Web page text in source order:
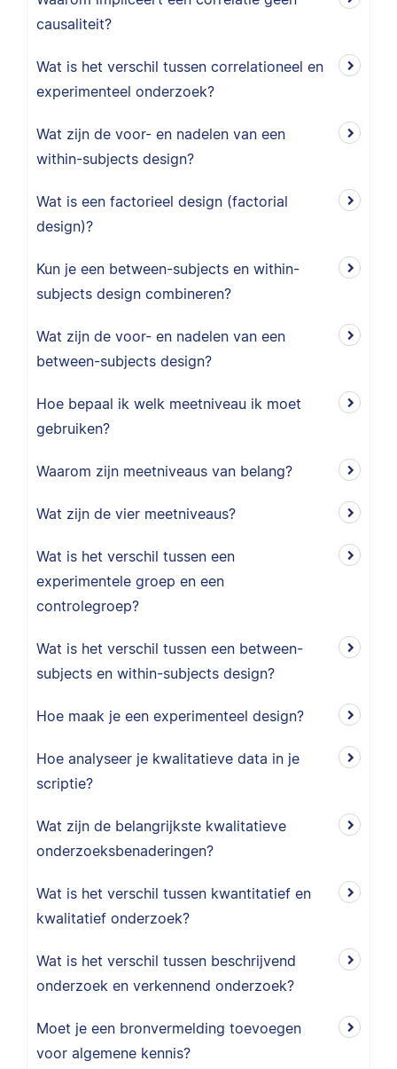
causaliteit?
Wat is het verschil tussen correlationeel en
experimenteel onderzoek?
Wat zijn de voor- en nadelen van een
within-subjects design?
Wat is een factorieel design (factorial
design)?
Kun je een between-subjects en within-
subjects design combineren?
Wat zijn de voor- en nadelen van een
between-subjects design?
Hoe bepaal ik welk meetniveau ik moet
gebruiken?
Waarom zijn meetniveaus van belang?
Wat zijn de vier meetniveaus?
Wat is het verschil tussen een
experimentele groep en een
controlegroep?
Wat is het verschil tussen een between-
subjects en within-subjects design?
Hoe maak je een experimenteel design?
Hoe analyseer je kwalitatieve data in je
scriptie?
Wat zijn de belangrijkste kwalitatieve
onderzoeksbenaderingen?
Wat is het verschil tussen kwantitatief en
kwalitatief onderzoek?
Wat is het verschil tussen beschrijvend
onderzoek en verkennend onderzoek?
Moet je een bronvermelding toevoegen
voor algemene kennis?